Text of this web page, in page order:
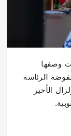
وصفها
الرئاسة
الأخير